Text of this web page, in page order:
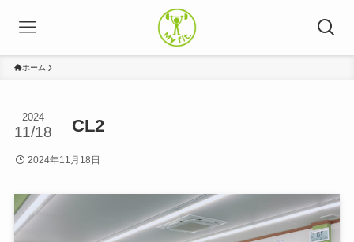
ホーム
CL2
2024
11/18
2024年11月18日